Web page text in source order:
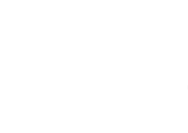
خانم ها
۳۵%